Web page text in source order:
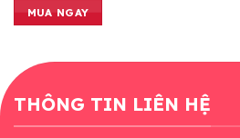
MUA NGAY
THÔNG TIN LIÊN HỆ